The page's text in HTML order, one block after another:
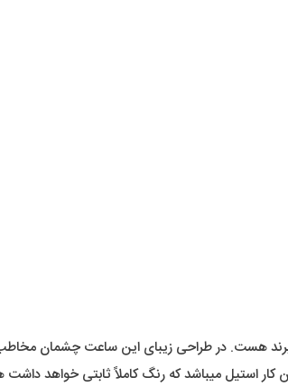
هست. در طراحی زیبای این ساعت چشمان
استیل میباشد که رنگ کاملاً ثابتی خواهد